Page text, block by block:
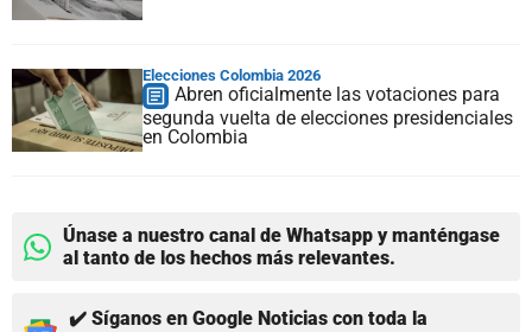
Elecciones Colombia 2026
Abren oficialmente las votaciones para
segunda vuelta de elecciones presidenciales
en Colombia
Únase a nuestro canal de Whatsapp y manténgase
al tanto de los hechos más relevantes.
✔️ Síganos en Google Noticias con toda la